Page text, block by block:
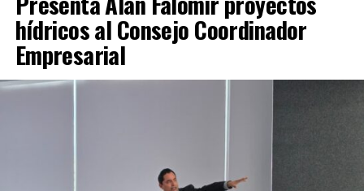
hídricos al Consejo Coordinador
Empresarial